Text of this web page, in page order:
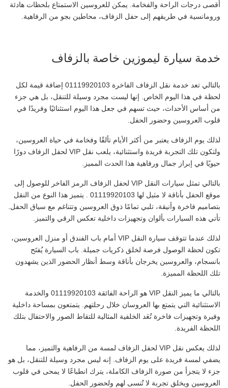
أقصى درجات الراحة والفخامة. يمكن للعروسين الاستمتاع بلحظات هادئة
ورومانسية في طريقهم إلى حفل الزفاف، محاطين بجو من الرفاهية.
خدمة سيارة ليموزين خاصة بالزفاف
بالتالي تعد خدمة نقل الزفاف الفاخرة 01119920103 إضافة قيمة لكل
لحظة في هذا اليوم الخاص. إنها ليست مجرد وسيلة للتنقل، بل هي جزء
من أساس الأحداث، حيث تسهم في جعل هذا اليوم استثنائيًا وفريدًا في
قلوب العروسين وحضور الحفل.
لذلك يوم الزفاف يعتبر من أكثر الأيام تألقًا وفخامة في حياة العروسين،
ولتكون تلك التجربة فريدة واستثنائية، يلعب نقل VIP لحفل الزفاف دورًا
حيويًا في إبراز جمال ورفاهية هذا الحدث المميز.
بالتالي تمثل سيارات النقل VIP لحفل الزفاف الرمز الفاخر للوصول إلى
موقع الحفل بأناقة لا مثيل لها 01119920103 . يتميز هذا النوع من النقل
بتصاميم فاخرة وأنيقة، تلبي تمامًا ذوق العروسين وتتناغم مع سياق الحفل.
تأتي هذه السيارات بألوان وتجهيزات داخلية تعكس الرقي والتميز.
لذلك عندما تتوقف سيارة النقل VIP أمام باب الفندق أو منزل العروسين،
تكون لحظة الوصول فرصة لخلق ذكريات جميلة. باب السيارة يُفتَح
بانسجام، والعروسين يخرجان بأناقة وسط أنظار الحضور الذين يشهدون
تلك اللحظة المميزة.
بالتالي ما يميز النقل VIP هو الراحة الفائقة 01119920103 والخدمة
الاستثنائية التي يتمتع بها العروسان خلال رحلتهم. يتمتعون بمساحة داخلية
وفيرة وتجهيزات فاخرة تُعَد الخلفية المثالية للتقاط الصور والاحتفال بتلك
اللحظة الفريدة.
لذلك يعكس نقل VIP لحفل الزفاف لمسة من الرفاهية والتميز، مما
يضفي لمسة فريدة على يوم الزفاف. إنه ليس مجرد وسيلة للتنقل، بل هو
جزء لا يتجزأ من صورة الزفاف الكاملة، يترك انطباعًا لا يمحى في قلوب
العروسين ويخلق تجربة لا تُنسى لهم ولحضور الحفل.